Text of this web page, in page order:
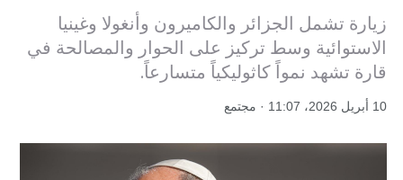
زيارة تشمل الجزائر والكاميرون وأنغولا وغينيا
الاستوائية وسط تركيز على الحوار والمصالحة في
قارة تشهد نمواً كاثوليكياً متسارعاً.
10 أبريل 2026، 11:07 · مجتمع